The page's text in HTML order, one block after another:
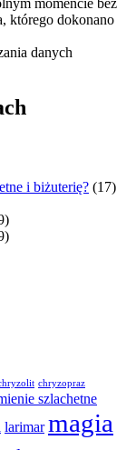
momencie bez
którego dokonano
danych
i biżuterię? (17)
chryzopraz
szlachetne
larimar magia